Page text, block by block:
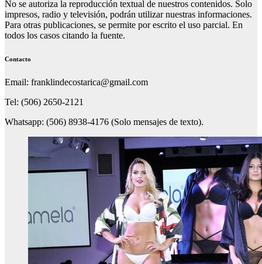
No se autoriza la reproducción textual de nuestros contenidos. Solo
impresos, radio y televisión, podrán utilizar nuestras informaciones.
Para otras publicaciones, se permite por escrito el uso parcial. En
todos los casos citando la fuente.
Contacto
Email: franklindecostarica@gmail.com
Tel: (506) 2650-2121
Whatsapp: (506) 8938-4176 (Solo mensajes de texto).